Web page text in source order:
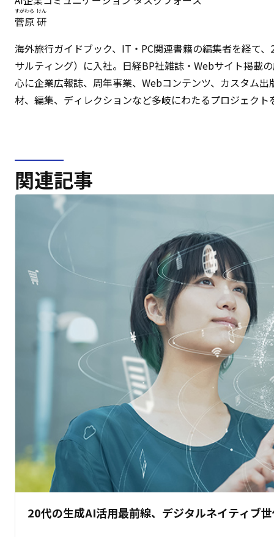
菅原
すがわら
研
けん
海外旅行ガイドブック、IT・PC関連書籍の編集者を経て
サルティング）に入社。日経BP社雑誌・Webサイト掲載
心に企業広報誌、周年事業、Webコンテンツ、カスタム
材、編集、ディレクションなど多岐にわたるプロジェクト
関連記事
20代の生成AI活用最前線、デジタルネイティブ